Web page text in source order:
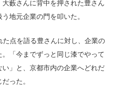
藪さんに背中を押された豊さん
地元企業の門を叩いた。
た点を語る豊さんに対し、企業の
「今までずっと同じ漆でやって
」と、京都市内の企業へどれだ
った。